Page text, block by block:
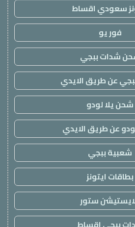
سعودي اقساط
فور يو
شدات ببجي
عن طريق الايدي
شحن يلا لودو
عن طريق الايدي
شعبية ببجي
بطاقات ايتونز
ستور